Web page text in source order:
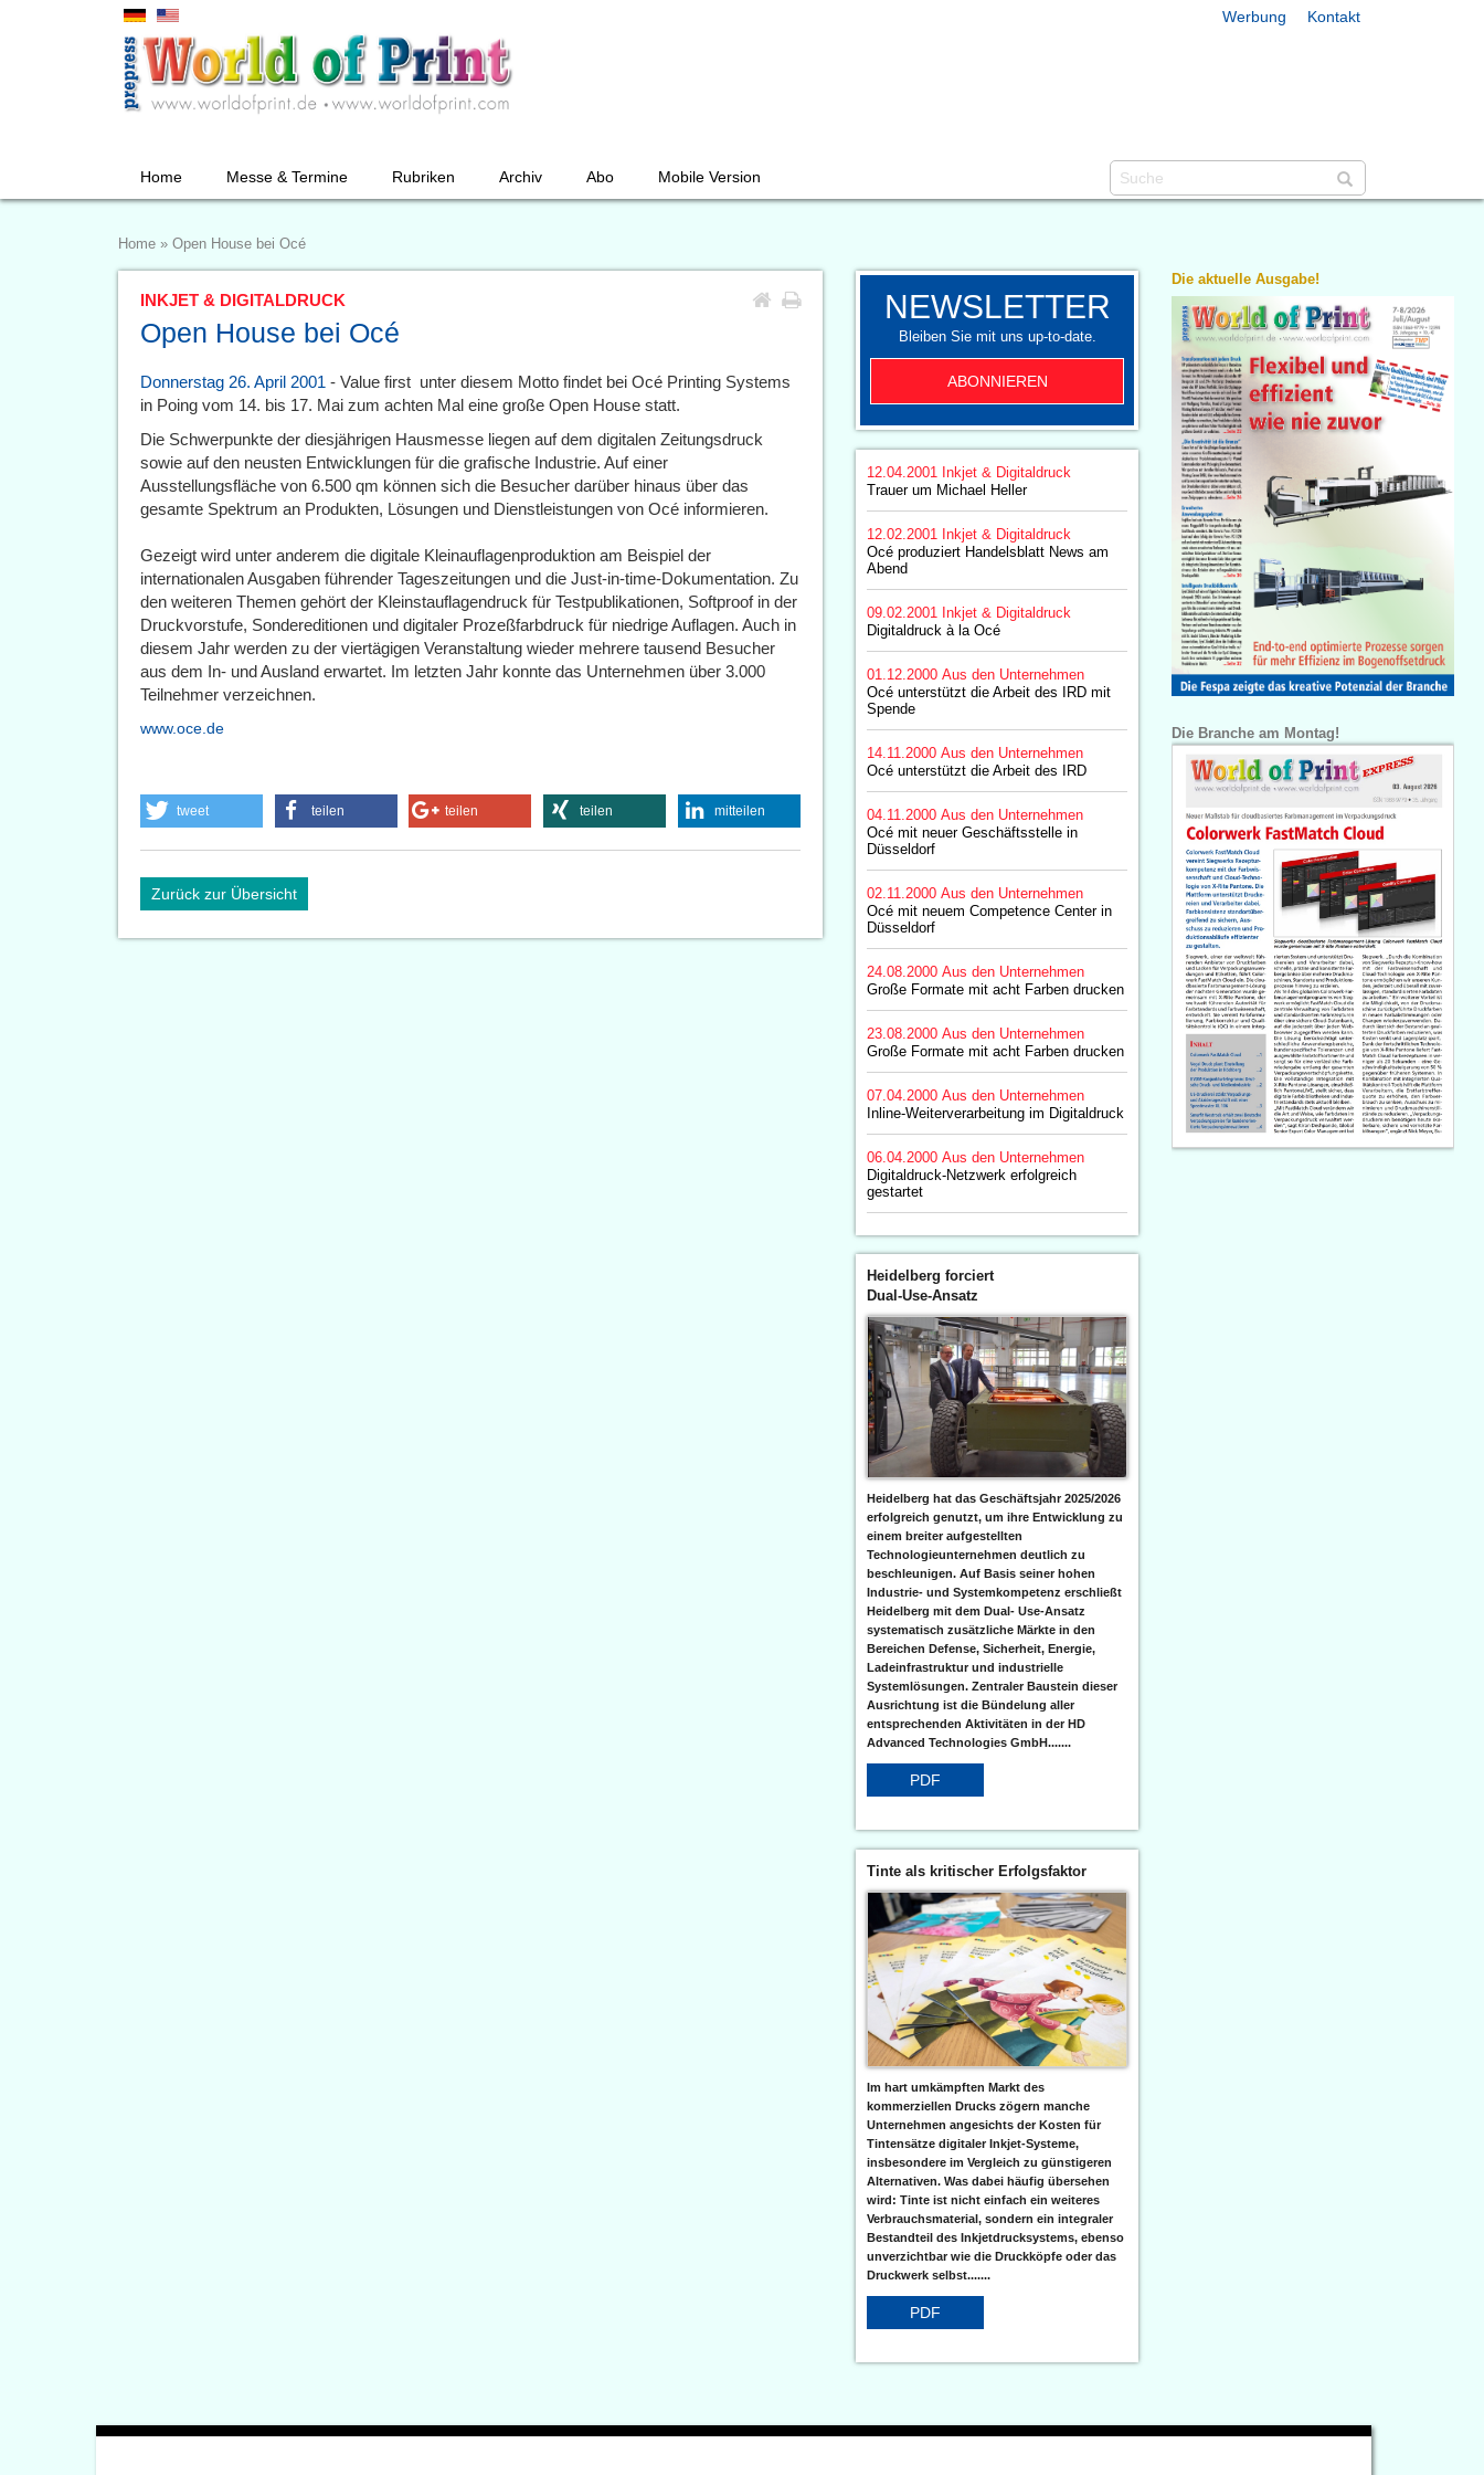
Werbung Kontakt
Home Messe & Termine Rubriken Archiv Abo Mobile Version
Home » Open House bei Océ
INKJET & DIGITALDRUCK
Open House bei Océ
Donnerstag 26. April 2001 - Value first  unter diesem Motto findet bei Océ Printing Systems
in Poing vom 14. bis 17. Mai zum achten Mal eine große Open House statt.
Die Schwerpunkte der diesjährigen Hausmesse liegen auf dem digitalen Zeitungsdruck
sowie auf den neusten Entwicklungen für die grafische Industrie. Auf einer
Ausstellungsfläche von 6.500 qm können sich die Besucher darüber hinaus über das
gesamte Spektrum an Produkten, Lösungen und Dienstleistungen von Océ informieren.
Gezeigt wird unter anderem die digitale Kleinauflagenproduktion am Beispiel der
internationalen Ausgaben führender Tageszeitungen und die Just-in-time-Dokumentation. Zu
den weiteren Themen gehört der Kleinstauflagendruck für Testpublikationen, Softproof in der
Druckvorstufe, Sondereditionen und digitaler Prozeßfarbdruck für niedrige Auflagen. Auch in
diesem Jahr werden zu der viertägigen Veranstaltung wieder mehrere tausend Besucher
aus dem In- und Ausland erwartet. Im letzten Jahr konnte das Unternehmen über 3.000
Teilnehmer verzeichnen.
www.oce.de
tweet teilen teilen teilen mitteilen
Zurück zur Übersicht
NEWSLETTER
Bleiben Sie mit uns up-to-date.
ABONNIEREN
12.04.2001
Inkjet & Digitaldruck
Trauer um Michael Heller
12.02.2001
Inkjet & Digitaldruck
Océ produziert Handelsblatt News am
Abend
09.02.2001
Inkjet & Digitaldruck
Digitaldruck à la Océ
01.12.2000 Aus den Unternehmen
Océ unterstützt die Arbeit des IRD mit
Spende
14.11.2000 Aus den Unternehmen
Océ unterstützt die Arbeit des IRD
04.11.2000 Aus den Unternehmen
Océ mit neuer Geschäftsstelle in
Düsseldorf
02.11.2000 Aus den Unternehmen
Océ mit neuem Competence Center in
Düsseldorf
24.08.2000 Aus den Unternehmen
Große Formate mit acht Farben drucken
23.08.2000 Aus den Unternehmen
Große Formate mit acht Farben drucken
07.04.2000 Aus den Unternehmen
Inline-Weiterverarbeitung im Digitaldruck
06.04.2000 Aus den Unternehmen
Digitaldruck-Netzwerk erfolgreich
gestartet
Heidelberg forciert
Dual-Use-Ansatz
Heidelberg hat das Geschäftsjahr 2025/2026
erfolgreich genutzt, um ihre Entwicklung zu
einem breiter aufgestellten
Technologieunternehmen deutlich zu
beschleunigen. Auf Basis seiner hohen
Industrie- und Systemkompetenz erschließt
Heidelberg mit dem Dual- Use-Ansatz
systematisch zusätzliche Märkte in den
Bereichen Defense, Sicherheit, Energie,
Ladeinfrastruktur und industrielle
Systemlösungen. Zentraler Baustein dieser
Ausrichtung ist die Bündelung aller
entsprechenden Aktivitäten in der HD
Advanced Technologies GmbH.......
PDF
Tinte als kritischer Erfolgsfaktor
Im hart umkämpften Markt des
kommerziellen Drucks zögern manche
Unternehmen angesichts der Kosten für
Tintensätze digitaler Inkjet-Systeme,
insbesondere im Vergleich zu günstigeren
Alternativen. Was dabei häufig übersehen
wird: Tinte ist nicht einfach ein weiteres
Verbrauchsmaterial, sondern ein integraler
Bestandteil des Inkjetdrucksystems, ebenso
unverzichtbar wie die Druckköpfe oder das
Druckwerk selbst.......
PDF
Die aktuelle Ausgabe!
Die Branche am Montag!